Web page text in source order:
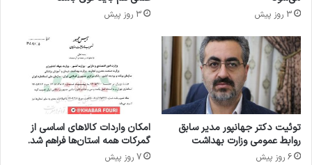
زنجیره تأمین دارو در کشور دارد و این اداره کل نیز
تمام تلاش خود را برای تسهیل شرایط و رفع موانع
احتمالی به کار خواهد بست.
کپی لینک
ی
ا
ع
ل
ا
م
خ
س
ا
ر
ا
ل
ا
م
ت
د
ر
م
ح
ک
و
م
3 روز پیش 3 روز پیش
توئیت دکتر جهانپور مدیر سابق
روابط عمومی وزارت بهداشت
6 روز پیش
امکان واردات کالاهای اساسی از
گمرکات همه استان‌ها فراهم شد.
7 روز پیش